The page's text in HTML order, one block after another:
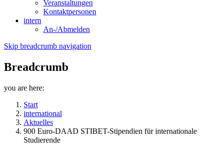
Veranstaltungen
Kontaktpersonen
intern
An-/Abmelden
Skip breadcrumb navigation
Breadcrumb
you are here:
Start
international
Aktuelles
900 Euro-DAAD STIBET-Stipendien für internationale
Studierende